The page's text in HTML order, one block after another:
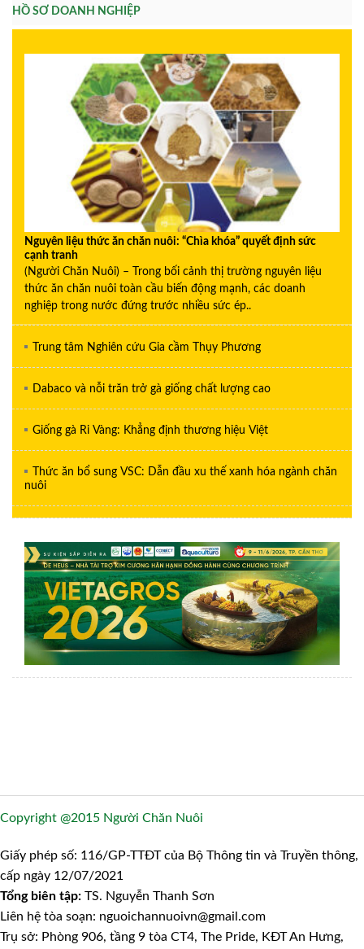
HỒ SƠ DOANH NGHIỆP
Nguyên liệu thức ăn chăn nuôi: “Chìa khóa” quyết định sức
cạnh tranh
(Người Chăn Nuôi) – Trong bối cảnh thị trường nguyên liệu
thức ăn chăn nuôi toàn cầu biến động mạnh, các doanh
nghiệp trong nước đứng trước nhiều sức ép..
Trung tâm Nghiên cứu Gia cầm Thụy Phương
Dabaco và nỗi trăn trở gà giống chất lượng cao
Giống gà Ri Vàng: Khẳng định thương hiệu Việt
Thức ăn bổ sung VSC: Dẫn đầu xu thế xanh hóa ngành chăn
nuôi
Copyright @2015 Người Chăn Nuôi
Giấy phép số: 116/GP-TTĐT của Bộ Thông tin và Truyền thông,
cấp ngày 12/07/2021
Tổng biên tập: TS. Nguyễn Thanh Sơn
Liên hệ tòa soạn: nguoichannuoivn@gmail.com
Trụ sở: Phòng 906, tầng 9 tòa CT4, The Pride, KĐT An Hưng,